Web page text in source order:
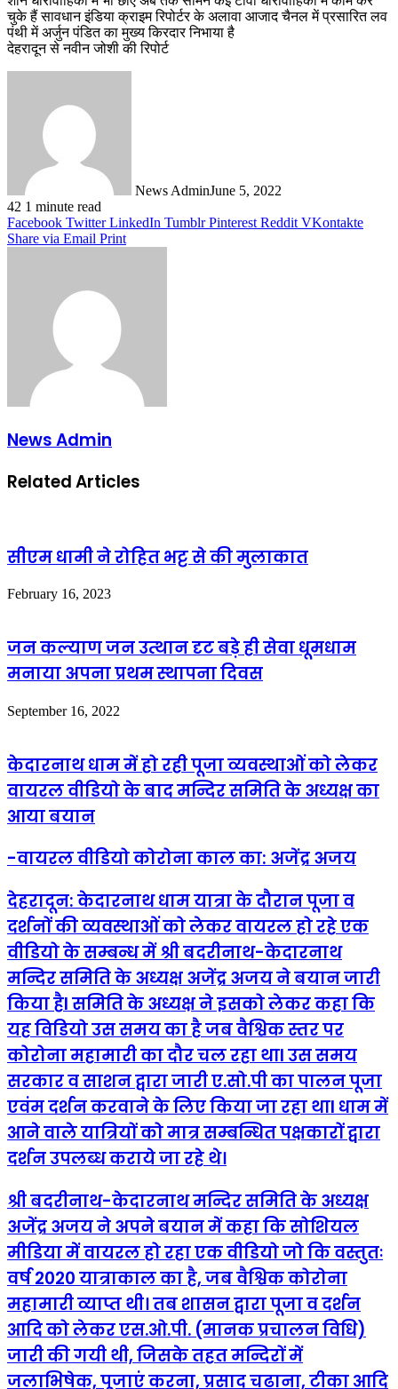
चुके हैं सावधान इंडिया क्राइम रिपोर्टर के अलावा आजाद चैनल में प्रसारित लव
पंथी में अर्जुन पंडित का मुख्य किरदार निभाया है
देहरादून से नवीन जोशी की रिपोर्ट
News AdminJune 5, 2022
42 1 minute read
Facebook Twitter LinkedIn Tumblr Pinterest Reddit VKontakte
Share via Email Print
News Admin
Related Articles
सीएम धामी ने रोहित भट्ट से की मुलाकात
February 16, 2023
जन कल्याण जन उत्थान दृट बड़े ही सेवा धूमधाम
मनाया अपना प्रथम स्थापना दिवस
September 16, 2022
केदारनाथ धाम में हो रही पूजा व्यवस्थाओं को लेकर
वायरल वीडियो के बाद मन्दिर समिति के अध्यक्ष का
आया बयान
-वायरल वीडियो कोरोना काल का: अजेंद्र अजय
देहरादून: केदारनाथ धाम यात्रा के दौरान पूजा व
दर्शनों की व्यवस्थाओं को लेकर वायरल हो रहे एक
वीडियो के सम्बन्ध में श्री बदरीनाथ-केदारनाथ
मन्दिर समिति के अध्यक्ष अजेंद्र अजय ने बयान जारी
किया हैI समिति के अध्यक्ष ने इसको लेकर कहा कि
यह विडियो उस समय का है जब वैश्विक स्तर पर
कोरोना महामारी का दौर चल रहा थाI उस समय
सरकार व साशन द्वारा जारी ए.सो.पी का पालन पूजा
एवंम दर्शन करवाने के लिए किया जा रहा थाI धाम में
आने वाले यात्रियों को मात्र सम्बन्धित पक्षकारों द्वारा
दर्शन उपलब्ध कराये जा रहे थे।
श्री बदरीनाथ-केदारनाथ मन्दिर समिति के अध्यक्ष
अजेंद्र अजय ने अपने बयान में कहा कि सोशियल
मीडिया में वायरल हो रहा एक वीडियो जो कि वस्तुतः
वर्ष 2020 यात्राकाल का है, जब वैश्विक कोरोना
महामारी व्याप्त थी। तब शासन द्वारा पूजा व दर्शन
आदि को लेकर एस.ओ.पी. (मानक प्रचालन विधि)
जारी की गयी थी, जिसके तहत मन्दिरों में
जलाभिषेक, पूजाएं करना, प्रसाद चढाना, टीका आदि